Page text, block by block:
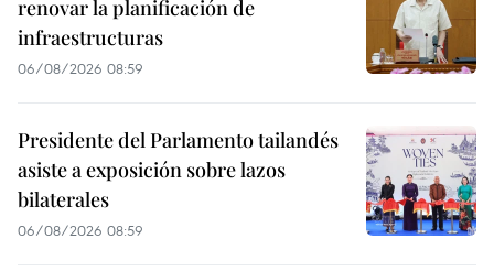
renovar la planificación de
infraestructuras
06/08/2026 08:59
Presidente del Parlamento tailandés
asiste a exposición sobre lazos
bilaterales
06/08/2026 08:59